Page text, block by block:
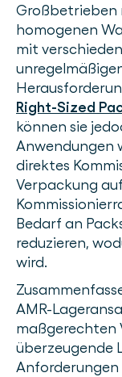
Großbetrieben
homogenen
mit
Right-Sized
können sie
Anwendungen
direktes
Verpackung
Bedarf an
reduzieren,
wird.
AMR-
maßgerechten
überzeugende